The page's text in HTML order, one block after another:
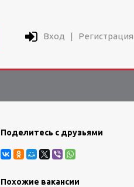
Вход | Регистрация
Поделитесь с друзьями
Похожие вакансии